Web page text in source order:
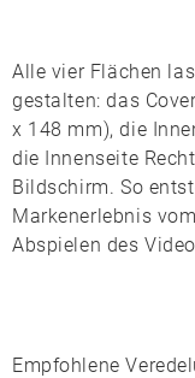
Alle vier Flächen
gestalten: das
x 148 mm), die
die Innenseite
Bildschirm. So
Markenerlebnis
Abspielen des
Empfohlene